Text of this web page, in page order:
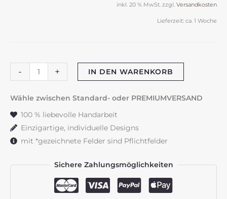
inkl. 20 % MwSt. zzgl. Versandkosten
Lieferzeit: ca. 1 Woche
-
Taufkerze
"Regenbogen"
Eucalyptuskranz
+ IN DEN WARENKORB
Wähle zwischen Standard- oder PREMIUMVERSAND
100 % liebevolle Handarbeit
Einzigartige, individuelle Designs
mit *gezeichnete Felder sind Pflichtfelder
Sichere Zahlungsmöglichkeiten